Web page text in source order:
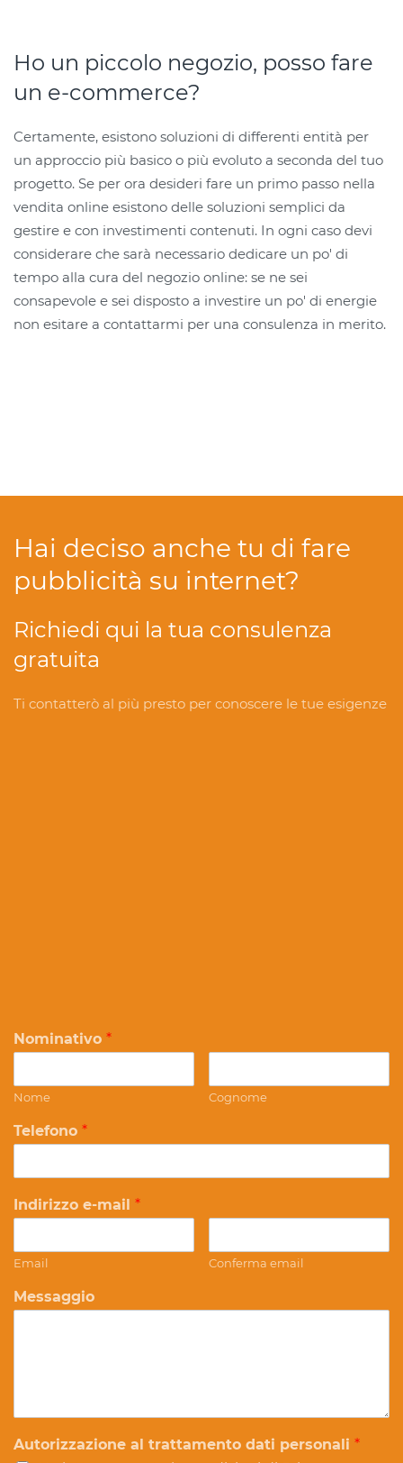
Ho un piccolo negozio, posso fare
un e-commerce?
Certamente, esistono soluzioni di differenti entità per
un approccio più basico o più evoluto a seconda del tuo
progetto. Se per ora desideri fare un primo passo nella
vendita online esistono delle soluzioni semplici da
gestire e con investimenti contenuti. In ogni caso devi
considerare che sarà necessario dedicare un po' di
tempo alla cura del negozio online: se ne sei
consapevole e sei disposto a investire un po' di energie
non esitare a contattarmi per una consulenza in merito.
Hai deciso anche tu di fare
pubblicità su internet?
Richiedi qui la tua consulenza
gratuita
Ti contatterò al più presto per conoscere le tue esigenze
Nominativo *
Nome Cognome
Telefono *
Indirizzo e-mail *
Email Conferma email
Messaggio
Autorizzazione al trattamento dati personali *